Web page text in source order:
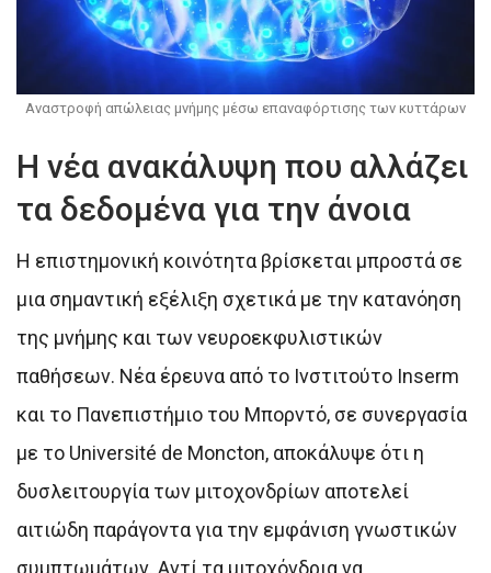
Αναστροφή απώλειας μνήμης μέσω επαναφόρτισης των κυττάρων
Η νέα ανακάλυψη που αλλάζει
τα δεδομένα για την άνοια
Η επιστημονική κοινότητα βρίσκεται μπροστά σε
μια σημαντική εξέλιξη σχετικά με την κατανόηση
της μνήμης και των νευροεκφυλιστικών
παθήσεων. Νέα έρευνα από το Ινστιτούτο Inserm
και το Πανεπιστήμιο του Μπορντό, σε συνεργασία
με το Université de Moncton, αποκάλυψε ότι η
δυσλειτουργία των μιτοχονδρίων αποτελεί
αιτιώδη παράγοντα για την εμφάνιση γνωστικών
συμπτωμάτων. Αντί τα μιτοχόνδρια να